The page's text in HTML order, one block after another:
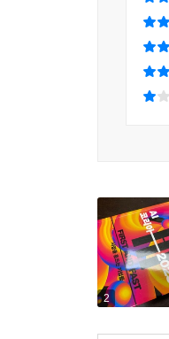
소중한 동
--- p.209
“무에서
오 산업에
기술 파트
--- p.291
“우리가 AI,
료, 교육 등
를 돌아보
〈교육〉
“내 손 안에
교육 분야
“누구나 감
영화 분야
영화계는
2